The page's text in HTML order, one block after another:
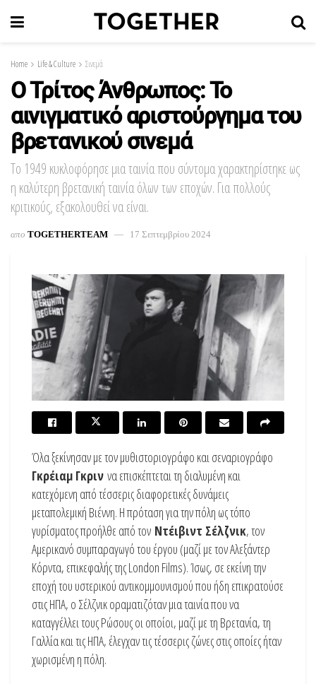
Home Life & Culture Σινεμά
Ο Τρίτος Άνθρωπος: Το
αινιγματικό αριστούργημα του
βρετανικού σινεμά
Tο 1949 κυκλοφόρησε μια ταινία που σύντομα χαρακτηρίστηκε ως
η καλύτερη βρετανική ταινία όλων των εποχών. Για πολλούς
κριτικούς, εξακολουθεί να είναι.
απο TOGETHERTEAM 17 Σεπτεμβρίου 2024
Όλα ξεκίνησαν με τον μυθιστοριογράφο και σεναριογράφο
Γκρέιαμ Γκριν να επισκέπτεται τη διαλυμένη και
κατεχόμενη από τέσσερις διαφορετικές δυνάμεις
μεταπολεμική Βιέννη. Η πρόταση για την πόλη ως τόπο
γυρίσματος προήλθε από τον Ντέιβιντ Σέλζνικ, τον
Αμερικανό συμπαραγωγό του έργου (μαζί με τον Αλεξάντερ
Κόρντα, επικεφαλής της London Films). Ίσως, σε εκείνη την
εποχή του υστερικού αντικομμουνισμού που ήδη επικρατούσε
στις ΗΠΑ, ο Σέλζνικ οραματιζόταν μια ταινία που να
καταγγέλλει τους Ρώσους οι οποίοι, μαζί με τη Βρετανία, τη
Γαλλία και τις ΗΠΑ, έλεγχαν τις τέσσερις ζώνες στις οποίες ήταν
χωρισμένη η πόλη.